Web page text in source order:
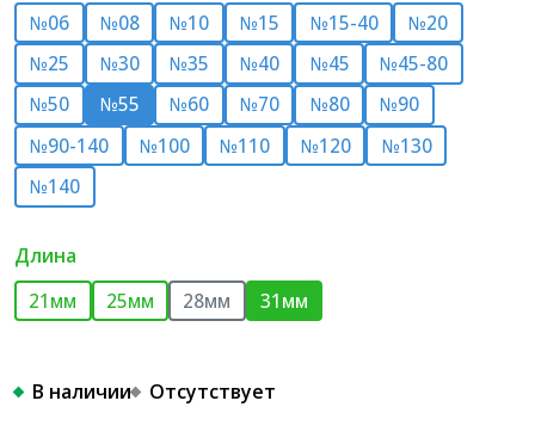
№06 №08 №10 №15 №15-40
№20
№25
№30 №35 №40 №45
№45-80
№50
№55 №60 №70 №80
№90
№90-140
№100 №110 №120
№130
№140
Длина
21мм 25мм 28мм 31мм
В наличии Отсутствует